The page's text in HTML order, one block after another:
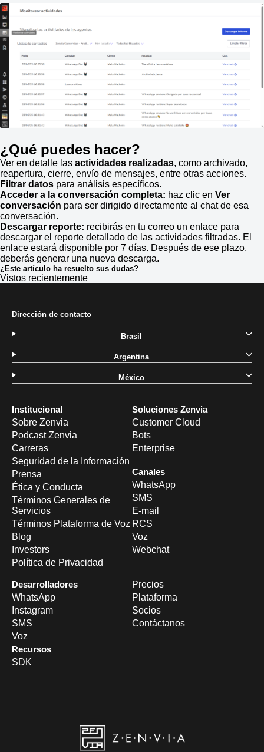
¿Qué puedes hacer?
Ver en detalle las actividades realizadas, como archivado,
reapertura, cierre, envío de mensajes, entre otras acciones.
Filtrar datos para análisis específicos.
Acceder a la conversación completa: haz clic en Ver
conversación para ser dirigido directamente al chat de esa
conversación.
Descargar reporte: recibirás en tu correo un enlace para
descargar el reporte detallado de las actividades filtradas. El
enlace estará disponible por 7 días. Después de ese plazo,
deberás generar una nueva descarga.
¿Este artículo ha resuelto sus dudas?
Vistos recientemente
Institucional
Sobre Zenvia
Podcast Zenvia
Carreras
Seguridad de la Información
Prensa
Ética y Conducta
Términos Generales de
Servicios
Términos Plataforma de Voz
Blog
Investors
Política de Privacidad
Soluciones Zenvia
Customer Cloud
Bots
Enterprise
Canales
WhatsApp
SMS
E-mail
RCS
Voz
Webchat
Desarrolladores
WhatsApp
Instagram
SMS
Voz
Recursos
SDK
Precios
Plataforma
Socios
Contáctanos
Dirección de contacto
Brasil
Argentina
México